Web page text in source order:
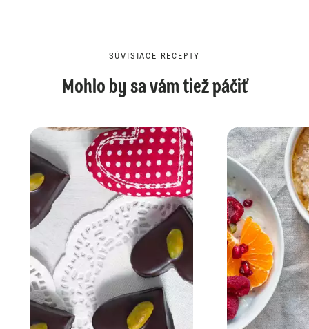
SÚVISIACE RECEPTY
Mohlo by sa vám tiež páčiť